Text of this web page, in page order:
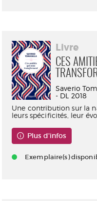
Livre
CES
Saverio
- DL 2018
Une contribution sur la
leurs spécificités, leur
Plus d'infos
Exemplaire(s)